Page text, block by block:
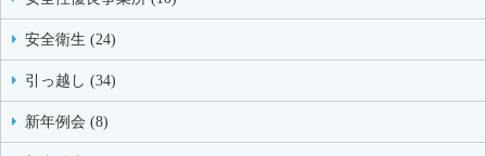
安全衛生 (24)
引っ越し (34)
新年例会 (8)